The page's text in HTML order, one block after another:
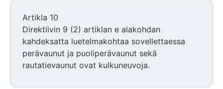
Artikla 10
Direktiivin 9 (2) artiklan e alakohdan
kahdeksatta luetelmakohtaa sovellettaessa
perävaunut ja puoliperävaunut sekä
rautatievaunut ovat kulkuneuvoja.